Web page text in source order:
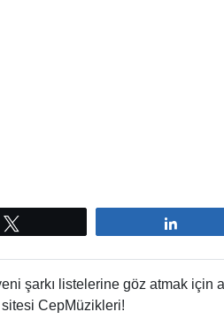
şarkı listelerine göz atmak için
CepMüzikleri!